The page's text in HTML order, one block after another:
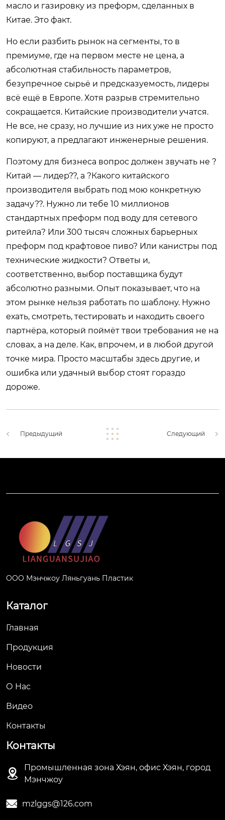
масло и газировку из преформ, сделанных в
Китае. Это факт.
Но если разбить рынок на сегменты, то в
премиуме, где на первом месте не цена, а
абсолютная стабильность параметров,
безупречное сырьё и предсказуемость, лидеры
всё ещё в Европе. Хотя разрыв стремительно
сокращается. Китайские производители учатся.
Не все, не сразу, но лучшие из них уже не просто
копируют, а предлагают инженерные решения.
Поэтому для бизнеса вопрос должен звучать не ?
Китай — лидер??, а ?Какого китайского
производителя выбрать под мою конкретную
задачу??. Нужно ли тебе 10 миллионов
стандартных преформ под воду для сетевого
ритейла? Или 300 тысяч сложных барьерных
преформ под крафтовое пиво? Или канистры под
технические жидкости? Ответы и,
соответственно, выбор поставщика будут
абсолютно разными. Опыт показывает, что на
этом рынке нельзя работать по шаблону. Нужно
ехать, смотреть, тестировать и находить своего
партнёра, который поймёт твои требования не на
словах, а на деле. Как, впрочем, и в любой другой
точке мира. Просто масштабы здесь другие, и
ошибка или удачный выбор стоят гораздо
дороже.
Предыдущий Следующий
ООО Мэнчжоу Ляньгуань Пластик
Каталог
Главная
Продукция
Новости
О Hас
Видео
Контакты
Контакты

Промышленная зона Хэян, офис Хэян, город
Мэнчжоу
 mzlggs@126.com